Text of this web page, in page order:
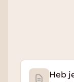
Heb